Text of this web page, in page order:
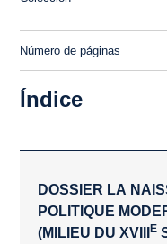
Número de páginas
Índice
DOSSIER LA
POLITIQUE
(MILIEU DU XVIIIE